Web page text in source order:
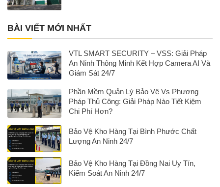
BÀI VIẾT MỚI NHẤT
VTL SMART SECURITY – VSS: Giải Pháp
An Ninh Thông Minh Kết Hợp Camera AI Và
Giám Sát 24/7
Phần Mềm Quản Lý Bảo Vệ Vs Phương
Pháp Thủ Công: Giải Pháp Nào Tiết Kiệm
Chi Phí Hơn?
Bảo Vệ Kho Hàng Tại Bình Phước Chất
Lượng An Ninh 24/7
Bảo Vệ Kho Hàng Tại Đồng Nai Uy Tín,
Kiểm Soát An Ninh 24/7